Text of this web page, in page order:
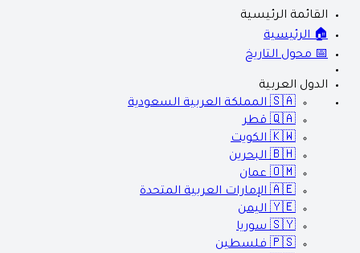
القائمة الرئيسية
🏠 الرئيسية
📅 محول التاريخ
الدول العربية
🇸🇦 المملكة العربية السعودية
🇶🇦 قطر
🇰🇼 الكويت
🇧🇭 البحرين
🇴🇲 عمان
🇦🇪 الإمارات العربية المتحدة
🇾🇪 اليمن
🇸🇾 سوريا
🇵🇸 فلسطين